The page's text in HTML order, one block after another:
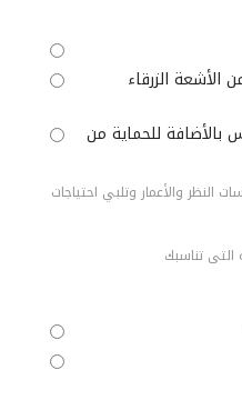
الأشعة الزرقاء
للحماية من
النظر والأعمار وتلبي احتياجات
تناسبك